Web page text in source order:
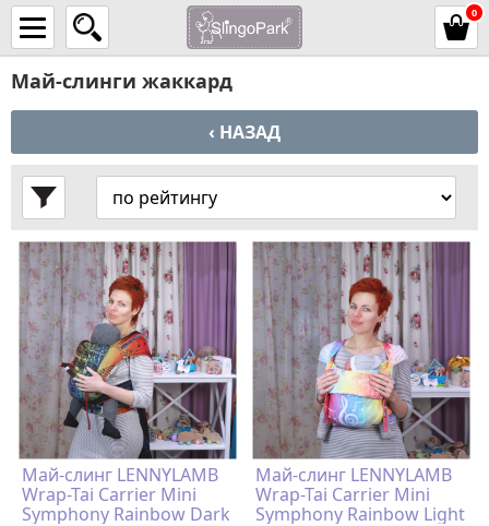
0
Май-слинги жаккард
‹ НАЗАД
Май-слинг LENNYLAMB
Wrap-Tai Carrier Mini
Symphony Rainbow Dark
Май-слинг LENNYLAMB
Wrap-Tai Carrier Mini
Symphony Rainbow Light